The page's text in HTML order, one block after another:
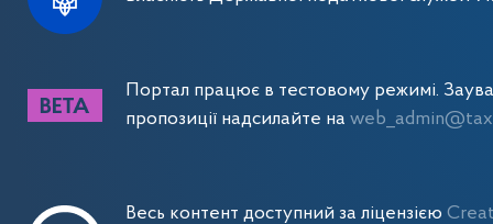
Портал працює в тестовому режимі.
пропозиції надсилайте на
Весь контент доступний за ліцензією